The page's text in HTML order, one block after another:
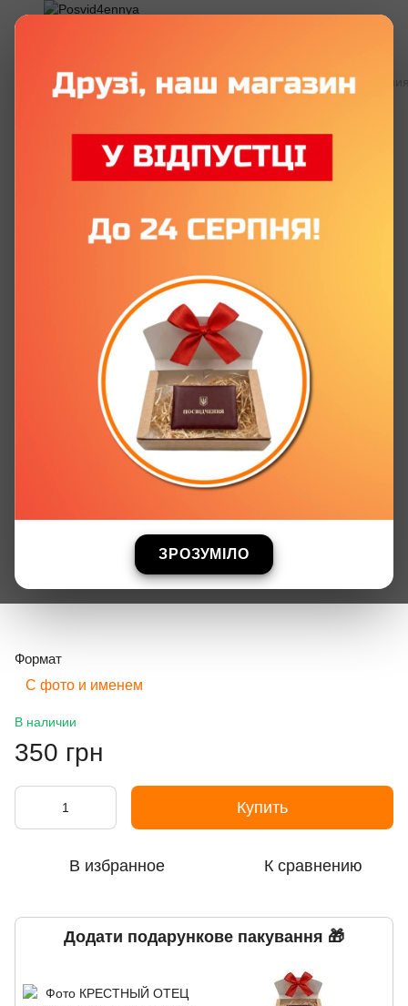
ЗРОЗУМІЛО
Все бумажные удостоверения Все бумажные
«Крестный Отец» с фото и именем
P0093-C Оставить отзыв
Формат
С фото и именем
В наличии
350 грн
Купить
В избранное К сравнению
Додати подарункове пакування 🎁